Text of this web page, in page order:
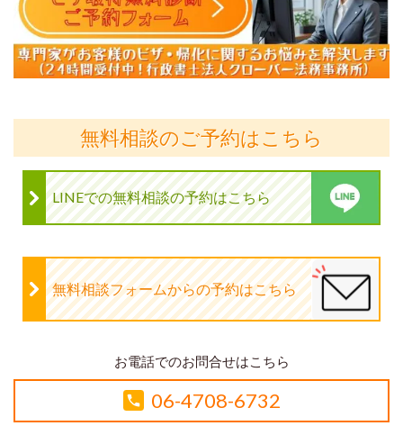
無料相談のご予約はこちら
LINEでの無料相談の予約はこちら
無料相談フォームからの予約はこちら
お電話でのお問合せはこちら
06-4708-6732